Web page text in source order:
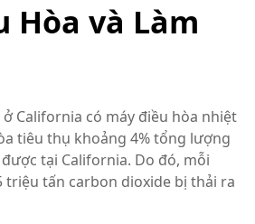
Hòa và Làm
California có máy điều hòa nhiệt
tiêu thụ khoảng 4% tổng lượng
tại California. Do đó, mỗi
triệu tấn carbon dioxide bị thải ra